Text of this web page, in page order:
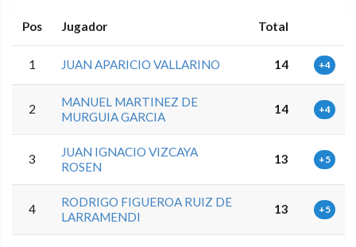
Pos Jugador Total
1 JUAN APARICIO VALLARINO 14 +4
2
MANUEL MARTINEZ DE
MURGUIA GARCIA
14 +4
3
JUAN IGNACIO VIZCAYA
ROSEN
13 +5
4
RODRIGO FIGUEROA RUIZ DE
LARRAMENDI
13 +5